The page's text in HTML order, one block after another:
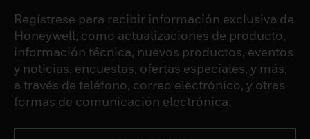
Regístrese para recibir información exclusiva de
Honeywell, como actualizaciones de producto,
información técnica, nuevos productos, eventos
y noticias, encuestas, ofertas especiales, y más,
a través de teléfono, correo electrónico, y otras
formas de comunicación electrónica.